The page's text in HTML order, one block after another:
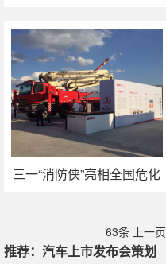
三一“消防侠”亮相全国危化
63条 上一页
推荐：汽车上市发布会策划